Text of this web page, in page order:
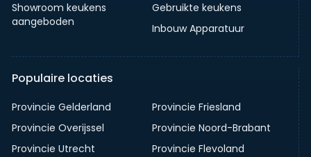
Showroom keukens
aangeboden
Gebruikte keukens
Inbouw Apparatuur
Populaire locaties
Provincie Gelderland
Provincie Friesland
Provincie Overijssel
Provincie Noord-Brabant
Provincie Utrecht
Provincie Flevoland